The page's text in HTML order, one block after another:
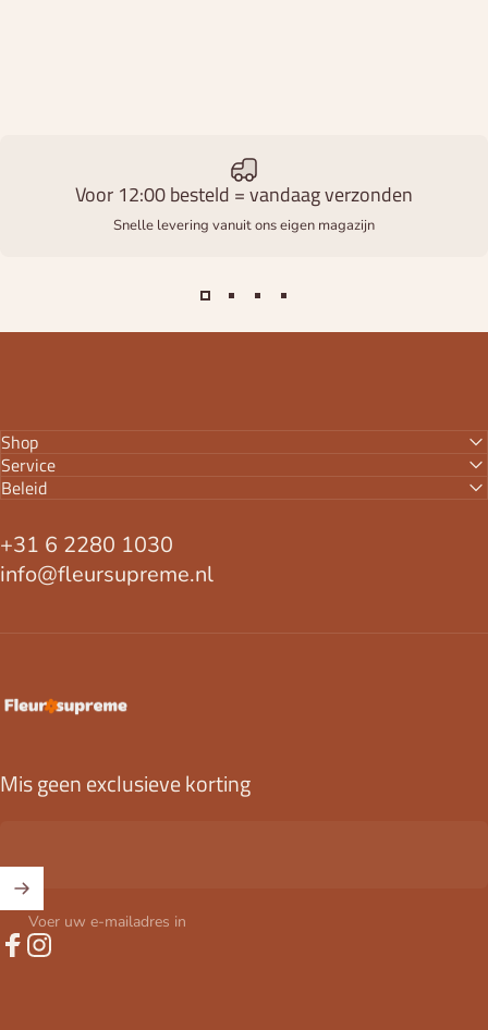
Voor 12:00 besteld = vandaag verzonden
Snelle levering vanuit ons eigen magazijn
Shop
Service
Beleid
+31 6 2280 1030
info@fleursupreme.nl
FleurSupreme
Mis geen exclusieve korting
Voer uw e-mailadres in